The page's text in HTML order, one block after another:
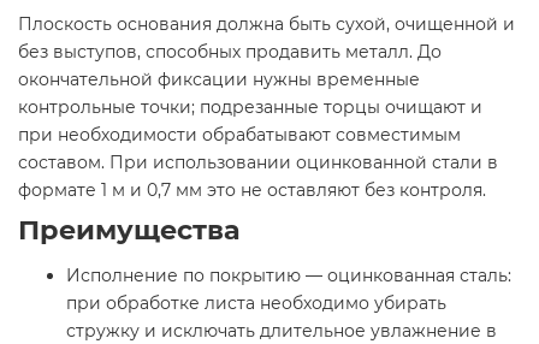
Плоскость основания должна быть сухой, очищенной и
без выступов, способных продавить металл. До
окончательной фиксации нужны временные
контрольные точки; подрезанные торцы очищают и
при необходимости обрабатывают совместимым
составом. При использовании оцинкованной стали в
формате 1 м и 0,7 мм это не оставляют без контроля.
Преимущества
Исполнение по покрытию — оцинкованная сталь:
при обработке листа необходимо убирать
стружку и исключать длительное увлажнение в